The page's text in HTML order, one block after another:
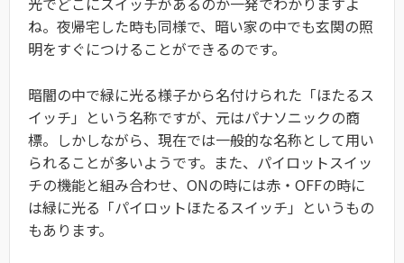
ね。夜帰宅した時も同様で、暗い家の中でも玄関の照
明をすぐにつけることができるのです。
暗闇の中で緑に光る様子から名付けられた「ほたるス
イッチ」という名称ですが、元はパナソニックの商
標。しかしながら、現在では一般的な名称として用い
られることが多いようです。また、パイロットスイッ
チの機能と組み合わせ、ONの時には赤・OFFの時に
は緑に光る「パイロットほたるスイッチ」というもの
もあります。